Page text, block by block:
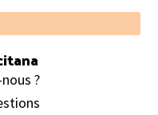
?